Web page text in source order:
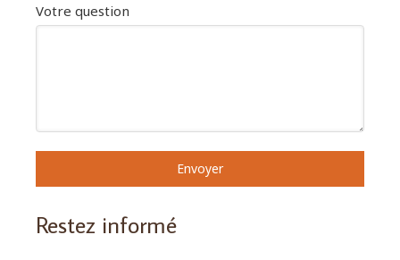
Votre question
Envoyer
Restez informé